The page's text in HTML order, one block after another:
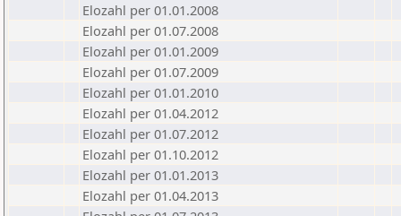
Elozahl per 01.01.2008
Elozahl per 01.07.2008
Elozahl per 01.01.2009
Elozahl per 01.07.2009
Elozahl per 01.01.2010
Elozahl per 01.04.2012
Elozahl per 01.07.2012
Elozahl per 01.10.2012
Elozahl per 01.01.2013
Elozahl per 01.04.2013